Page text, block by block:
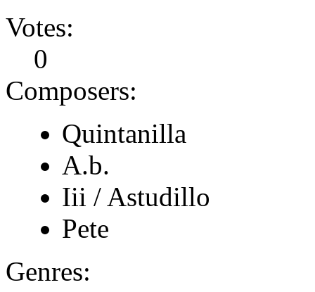
Votes:
0
Composers:
Quintanilla
A.b.
Iii / Astudillo
Pete
Genres: